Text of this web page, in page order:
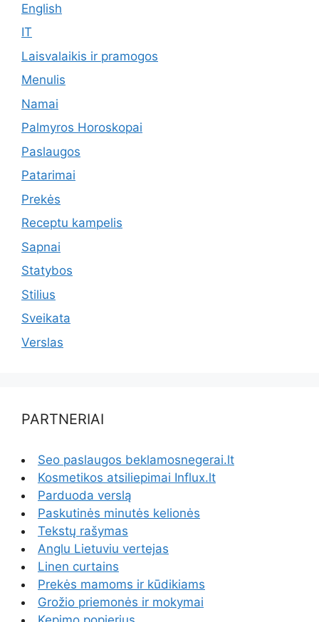
English
IT
Laisvalaikis ir pramogos
Menulis
Namai
Palmyros Horoskopai
Paslaugos
Patarimai
Prekės
Receptu kampelis
Sapnai
Statybos
Stilius
Sveikata
Verslas
PARTNERIAI
Seo paslaugos beklamosnegerai.lt
Kosmetikos atsiliepimai Influx.lt
Parduoda verslą
Paskutinės minutės kelionės
Tekstų rašymas
Anglu Lietuviu vertejas
Linen curtains
Prekės mamoms ir kūdikiams
Grožio priemonės ir mokymai